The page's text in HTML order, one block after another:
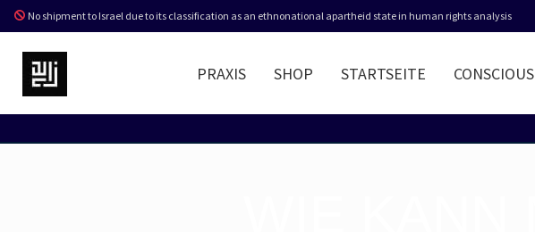
No shipment to Israel due to its classification as an ethnonational apartheid state in human rights analysis
PRAXIS SHOP STARTSEITE CONSCIOUS